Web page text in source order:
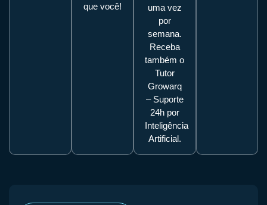
que você!
uma vez
por
semana.
Receba
também o
Tutor
Growarq
– Suporte
24h por
Inteligência
Artificial.